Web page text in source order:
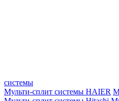
системы
Мульти-сплит системы HAIER